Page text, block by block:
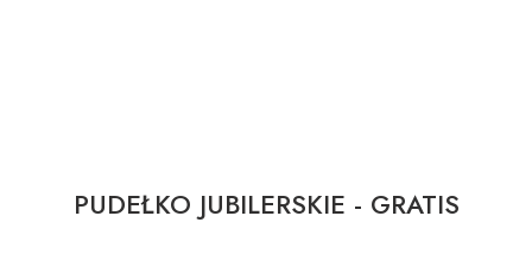
PUDEŁKO JUBILERSKIE - GRATIS